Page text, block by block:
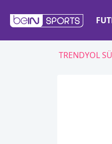
TRENDYOL